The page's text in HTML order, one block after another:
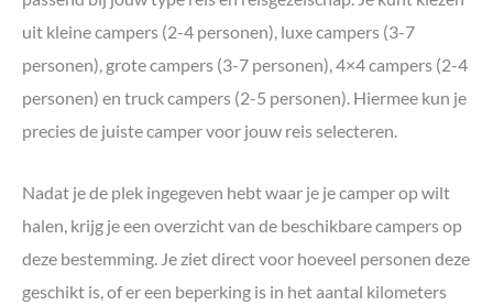
uit kleine campers (2-4 personen), luxe campers (3-7
personen), grote campers (3-7 personen), 4×4 campers (2-4
personen) en truck campers (2-5 personen). Hiermee kun je
precies de juiste camper voor jouw reis selecteren.
Nadat je de plek ingegeven hebt waar je je camper op wilt
halen, krijg je een overzicht van de beschikbare campers op
deze bestemming. Je ziet direct voor hoeveel personen deze
geschikt is, of er een beperking is in het aantal kilometers